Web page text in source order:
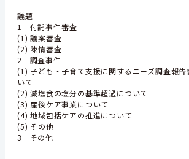
議題
1 付託事件審査
(1) 議案審査
(2) 陳情審査
2 調査事件
(1) 子ども・子育て支援に関するニーズ調査報
いて
(2) 減塩食の塩分の基準超過について
(3) 産後ケア事業について
(4) 地域包括ケアの推進について
(5) その他
3 その他